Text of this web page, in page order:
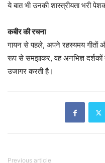
ये बात भी उनकी शास्त्रीयता भरी
कबीर की रचना
गायन से पहले, अपने रहस्यमय गीतों
रूप से समझाकर, वह अनभिज्ञ दर्शकों
उजागर करती है।
Previous article